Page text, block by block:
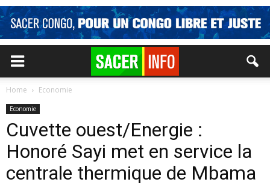
Home Economie
Economie
Cuvette ouest/Energie :
Honoré Sayi met en service la
centrale thermique de Mbama